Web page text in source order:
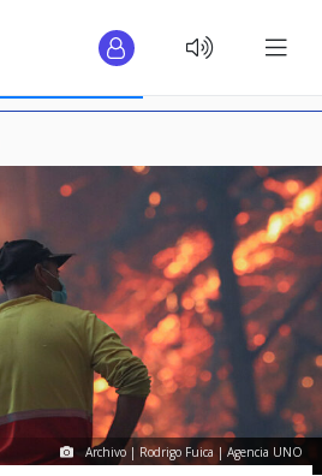
Archivo | Rodrigo Fuica | Agencia UNO